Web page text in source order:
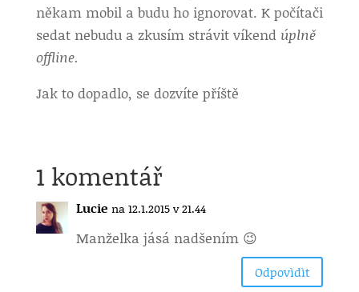
někam mobil a budu ho ignorovat. K počítači
sedat nebudu a zkusím strávit víkend úplně
offline.
Jak to dopadlo, se dozvíte příště
1 komentář
Lucie na 12.1.2015 v 21.44
Manželka jásá nadšením 😉
Odpovìdìt